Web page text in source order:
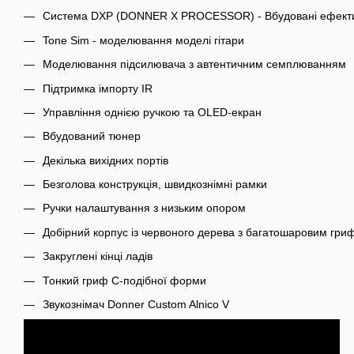
Система DXP (DONNER X PROCESSOR) - Вбудовані
Tone Sim - моделювання моделі гітари
Моделювання підсилювача з автентичним семплюванням
Підтримка імпорту IR
Управління однією ручкою та OLED-екран
Вбудований тюнер
Декілька вихідних портів
Безголова конструкція, швидкознімні рамки
Ручки налаштування з низьким опором
Добірний корпус із червоного дерева з багатошаровим
Закруглені кінці ладів
Тонкий гриф C-подібної форми
Звукознімач Donner Custom Alnico V